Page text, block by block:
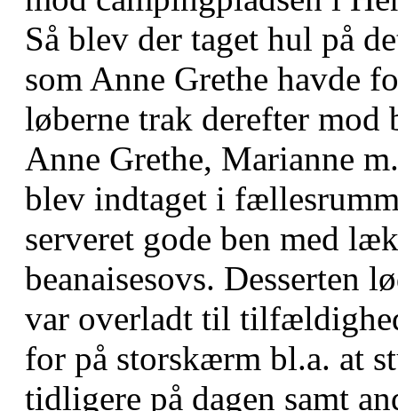
Så blev der taget hul på
som Anne Grethe havde
løberne trak derefter mod
Anne Grethe, Marianne
blev indtaget i
serveret gode ben med
beanaisesovs. Desserten
var overladt til
for på storskærm bl.a. at
tidligere på dagen samt